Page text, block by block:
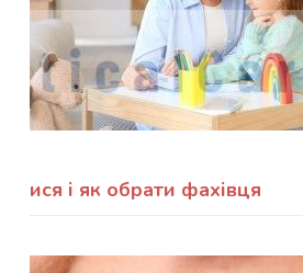
ися і як обрати фахівця